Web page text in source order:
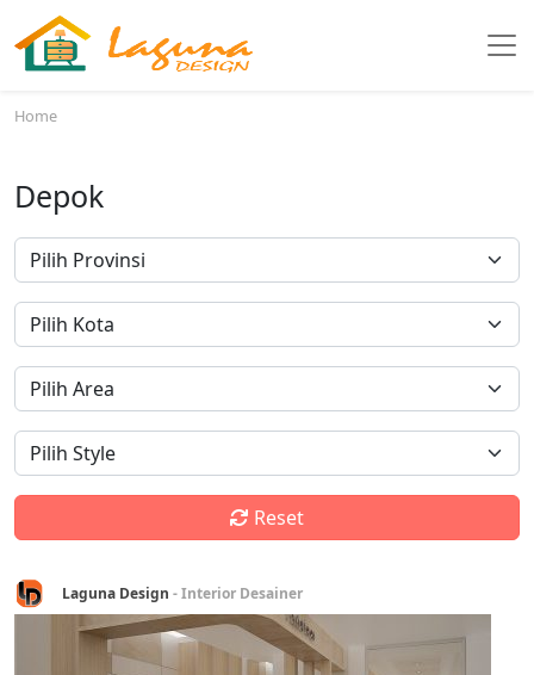
Home
Depok
Reset
Laguna Design - Interior Desainer